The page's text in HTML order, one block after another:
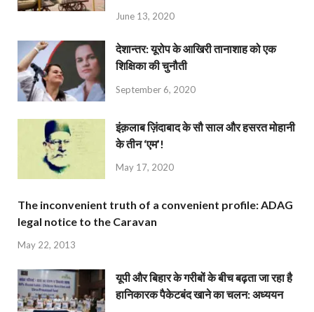
June 13, 2020
देशान्‍तर: यूरोप के आखिरी तानाशाह को एक
शिक्षिका की चुनौती
September 6, 2020
इंक़लाब ज़िंदाबाद के सौ साल और हसरत मोहानी
के तीन ‘एम’!
May 17, 2020
The inconvenient truth of a convenient profile: ADAG
legal notice to the Caravan
May 22, 2013
यूपी और बिहार के गरीबों के बीच बढ़ता जा रहा है
हानिकारक पैकेटबंद खाने का चलन: अध्ययन